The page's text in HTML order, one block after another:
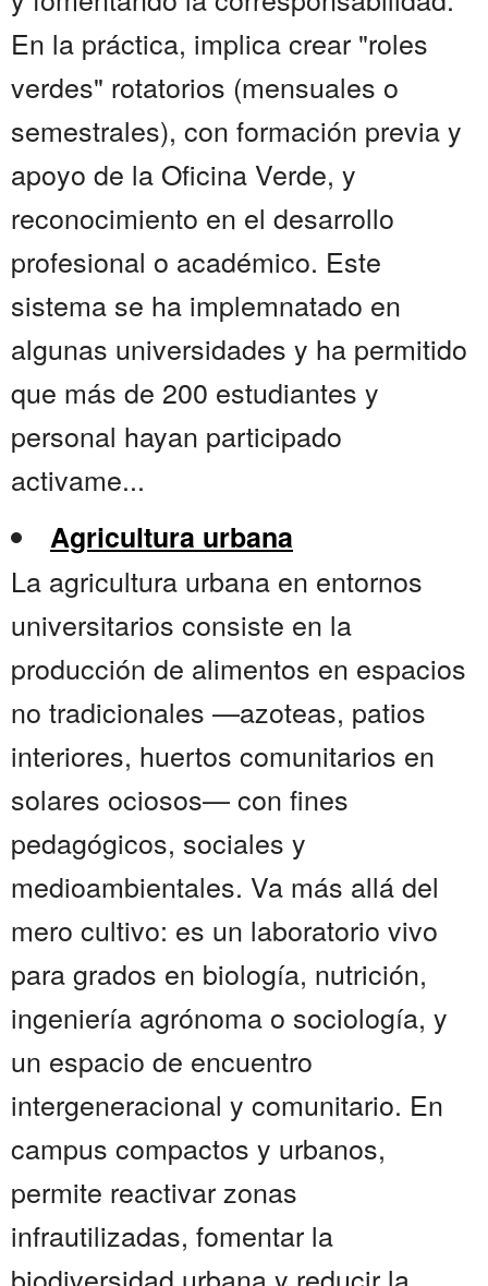
En la práctica, implica crear "roles
verdes" rotatorios (mensuales o
semestrales), con formación previa y
apoyo de la Oficina Verde, y
reconocimiento en el desarrollo
profesional o académico. Este
sistema se ha implemnatado en
algunas universidades y ha permitido
que más de 200 estudiantes y
personal hayan participado
activame...
Agricultura urbana
La agricultura urbana en entornos
universitarios consiste en la
producción de alimentos en espacios
no tradicionales —azoteas, patios
interiores, huertos comunitarios en
solares ociosos— con fines
pedagógicos, sociales y
medioambientales. Va más allá del
mero cultivo: es un laboratorio vivo
para grados en biología, nutrición,
ingeniería agrónoma o sociología, y
un espacio de encuentro
intergeneracional y comunitario. En
campus compactos y urbanos,
permite reactivar zonas
infrautilizadas, fomentar la